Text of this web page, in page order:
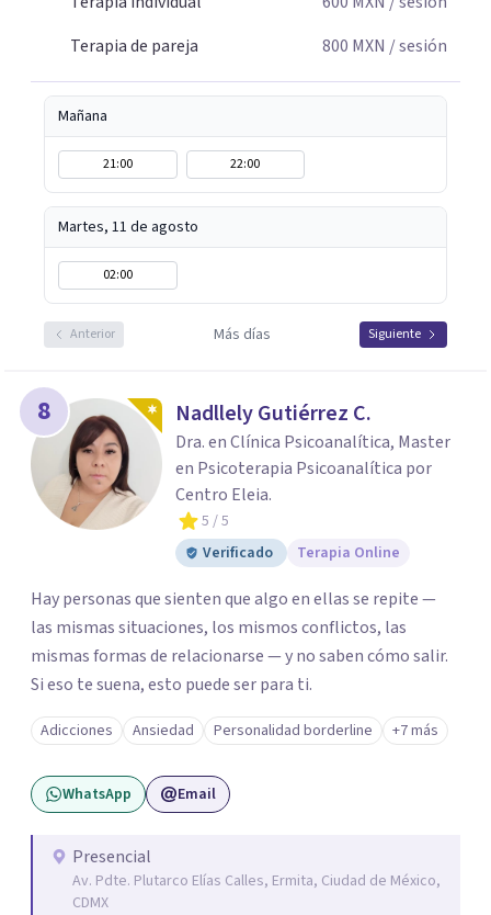
Terapia de pareja
800 MXN / sesión
Mañana
21:00 22:00
Martes, 11 de agosto
02:00
Anterior Más días Siguiente
8 Nadllely Gutiérrez C.
Dra. en Clínica Psicoanalítica, Master
en Psicoterapia Psicoanalítica por
Centro Eleia.
5 / 5
Verificado
Terapia Online
Hay personas que sienten que algo en ellas se repite —
las mismas situaciones, los mismos conflictos, las
mismas formas de relacionarse — y no saben cómo salir.
Si eso te suena, esto puede ser para ti.
Adicciones Ansiedad Personalidad borderline +7 más
WhatsApp Email
Presencial
Av. Pdte. Plutarco Elías Calles, Ermita, Ciudad de México,
CDMX